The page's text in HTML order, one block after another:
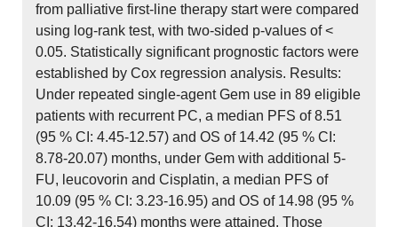
from palliative first-line therapy start were compared
using log-rank test, with two-sided p-values of <
0.05. Statistically significant prognostic factors were
established by Cox regression analysis. Results:
Under repeated single-agent Gem use in 89 eligible
patients with recurrent PC, a median PFS of 8.51
(95 % CI: 4.45-12.57) and OS of 14.42 (95 % CI:
8.78-20.07) months, under Gem with additional 5-
FU, leucovorin and Cisplatin, a median PFS of
10.09 (95 % CI: 3.23-16.95) and OS of 14.98 (95 %
CI: 13.42-16.54) months were attained. Those